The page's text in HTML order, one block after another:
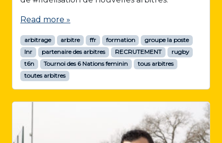
Read more »
arbitrage arbitre ffr formation
groupe la poste
lnr
partenaire des arbitres RECRUTEMENT
rugby
t6n
Tournoi des 6 Nations feminin
tous arbitres
toutes arbitres